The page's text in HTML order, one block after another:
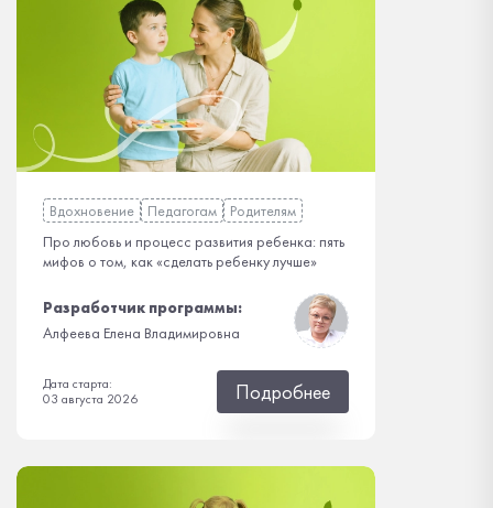
Вдохновение Педагогам
Родителям
Про любовь и процесс развития ребенка: пять
мифов о том, как «сделать ребенку лучше»
Разработчик программы:
Алфеева Елена Владимировна
Дата старта:
03 августа 2026
Подробнее